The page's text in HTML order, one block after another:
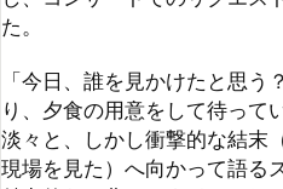
現場を見た）へ向かって語るス
魅力的だ。曲のスタイルとして
間に位置する洗練されたスタイ
（郊外）の中産階級に愛された
表作と評されている。この曲は
単なる歌手ではなく、歌で物語
イリスト」としての地位を確立